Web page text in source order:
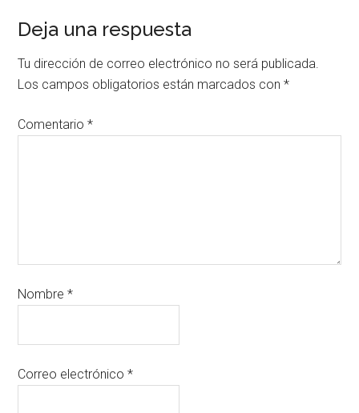
Deja una respuesta
Tu dirección de correo electrónico no será publicada.
Los campos obligatorios están marcados con*
Comentario*
Nombre*
Correo electrónico*